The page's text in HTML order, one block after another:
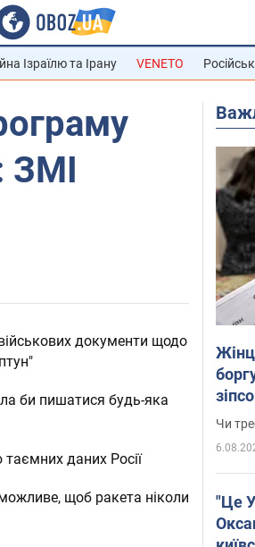
Ізраїлю та Ірану VENETO
ЗМІ
документи щодо
би пишатися будь-яка
даних Росії
щоб ракета ніколи
Чи
"Це